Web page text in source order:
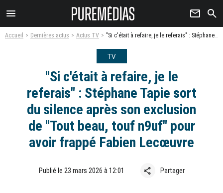
menu newsletter search
Accueil Dernières actus Actus TV "Si c'était à refaire, je le referais" : Stéphane Tapie sort du silence après son exclusion de "Tout beau, touf n9uf" pour avoir frappé Fabien Lecœuvre
TV
"Si c'était à refaire, je le
referais" : Stéphane Tapie sort
du silence après son exclusion
de "Tout beau, touf n9uf" pour
avoir frappé Fabien Lecœuvre
Publié le 23 mars 2026 à 12:01 share Partager